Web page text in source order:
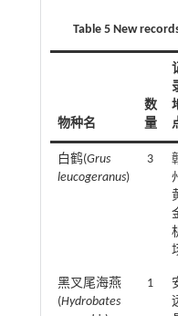
Table 5 New
物种名
数
量
白鹤(Grus
leucogeranus)
3
黑叉尾海燕
(Hydrobates
1